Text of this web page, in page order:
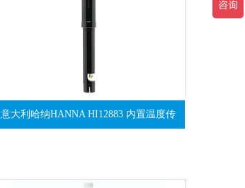
意大利哈纳HANNA HI12883 内置温度传